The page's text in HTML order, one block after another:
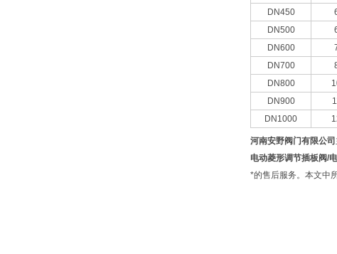
DN450
DN500
DN600
DN700
DN800
DN900
DN1000
河南安野阀门有限公司
电动菱形调节插板阀/
*的售后服务。本文中